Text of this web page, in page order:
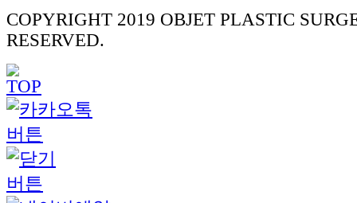
COPYRIGHT 2019 OBJET PLASTIC
RESERVED.